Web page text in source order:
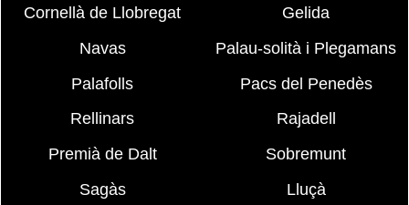
Cornellà de Llobregat
Gelida
Navas
Palau-solità i Plegamans
Palafolls
Pacs del Penedès
Rellinars
Rajadell
Premià de Dalt
Sobremunt
Sagàs
Lluçà